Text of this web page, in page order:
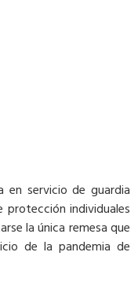
en servicio de guardia
protección individuales
la única remesa que
de la pandemia de